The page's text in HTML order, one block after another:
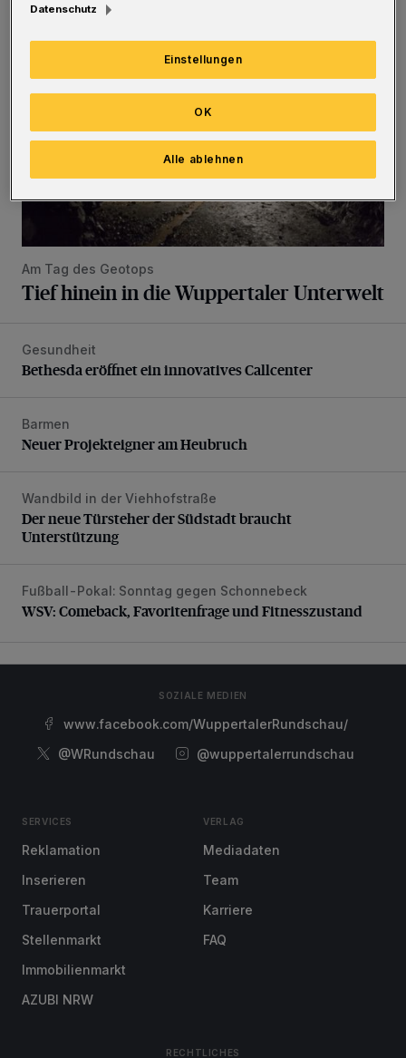
Am Tag des Geotops
Tief hinein in die Wuppertaler Unterwelt
Bethesda eröffnet ein innovatives Callcenter
Gesundheit
Bethesda eröffnet ein innovatives Callcenter
Neuer Projekteigner am Heubruch
Barmen
Neuer Projekteigner am Heubruch
Der neue Türsteher der Südstadt braucht Unterstützung
Wandbild in der Viehhofstraße
Der neue Türsteher der Südstadt braucht
Unterstützung
WSV: Comeback, Favoritenfrage und Fitnesszustand
Fußball-Pokal: Sonntag gegen Schonnebeck
WSV: Comeback, Favoritenfrage und Fitnesszustand
SOZIALE MEDIEN
www.facebook.com/WuppertalerRundschau/
@WRundschau
@wuppertalerrundschau
SERVICES
Reklamation
Inserieren
Trauerportal
Stellenmarkt
Immobilienmarkt
AZUBI NRW
VERLAG
Mediadaten
Team
Karriere
FAQ
RECHTLICHES
Datenschutz
Einstellungen
Alle ablehnen
OK